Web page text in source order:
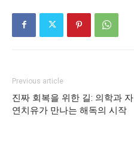
Previous article
진짜 회복을 위한 길: 의학과 자
연치유가 만나는 해독의 시작